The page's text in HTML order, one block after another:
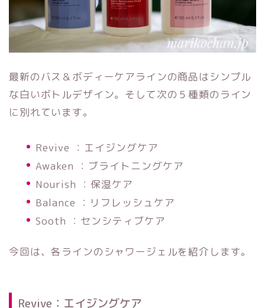
最新のバス＆ボディーケアラインの商品はシンプル
な白いボトルデザイン。そして次の５種類のライン
に別れています。
Revive ：エイジングケア
Awaken ：ブライトニングケア
Nourish ：保湿ケア
Balance ：リフレッシュケア
Sooth ：センシティブケア
今回は、各ラインのシャワージェルを紹介します。
Revive：エイジングケア